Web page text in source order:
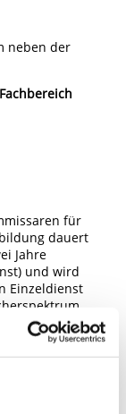
neben der
für
dauert
Jahre
und wird
Einzeldienst
über
und
und